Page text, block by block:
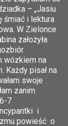
– „Jasiu
śmiać i lektura
W Zielonce
założyła
wózkiem na
Każdy pisał na
swoje
zanim
7
i
powieść o